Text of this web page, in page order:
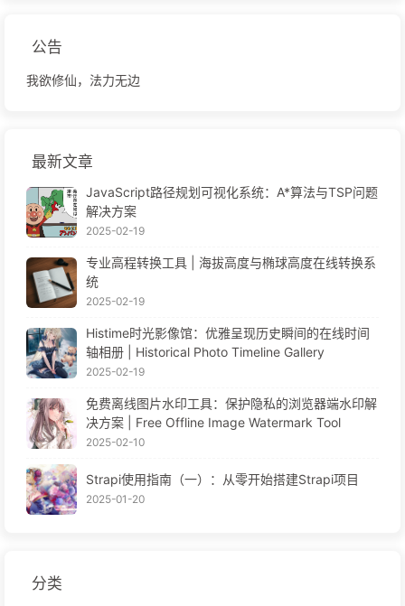
公告
我欲修仙，法力无边
最新文章
JavaScript路径规划可视化系统：A*算法与TSP问题
解决方案
2025-02-19
专业高程转换工具 | 海拔高度与椭球高度在线转换系
统
2025-02-19
Histime时光影像馆：优雅呈现历史瞬间的在线时间
轴相册 | Historical Photo Timeline Gallery
2025-02-19
免费离线图片水印工具：保护隐私的浏览器端水印解
决方案 | Free Offline Image Watermark Tool
2025-02-10
Strapi使用指南（一）：从零开始搭建Strapi项目
2025-01-20
分类